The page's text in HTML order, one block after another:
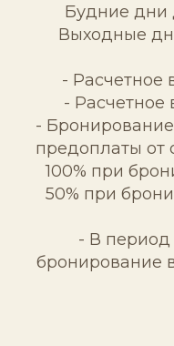
Будние дни
Выходные
- Расчетное
- Расчетное
-
предоплаты от
100% при
50% при
- В период
бронирование